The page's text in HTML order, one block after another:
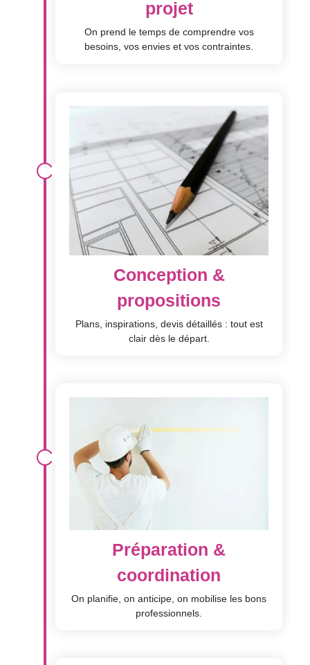
projet
On prend le temps de comprendre vos
besoins, vos envies et vos contraintes.
Conception &
propositions
Plans, inspirations, devis détaillés : tout est
clair dès le départ.
Préparation &
coordination
On planifie, on anticipe, on mobilise les bons
professionnels.